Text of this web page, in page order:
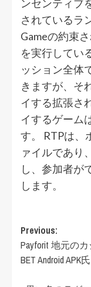
ンセンティブ
されているラ
Gameの約束
を実行してい
ッション全体
きますが、そ
イする拡張さ
イするゲーム
す。 RTPは、
ァイルであり
し、参加者が
します。
Post
Previous:
Payforit 地元の
BET Android APK